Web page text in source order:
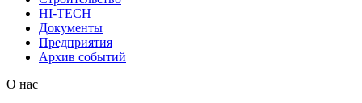
HI-TECH
Документы
Предприятия
Архив событий
О нас